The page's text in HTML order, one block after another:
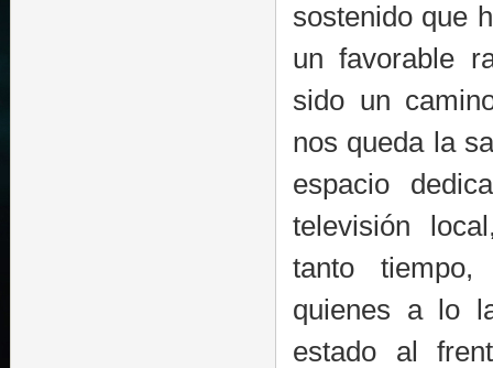
sostenido que
un favorable
sido un
nos queda la
espacio
televisión
tanto
quienes a lo
estado al